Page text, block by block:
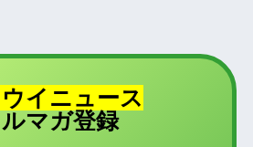
イニュース
マガ登録